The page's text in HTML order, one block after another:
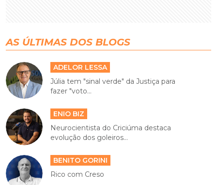
AS ÚLTIMAS DOS BLOGS
ADELOR LESSA
Júlia tem "sinal verde" da Justiça para
fazer "voto...
ENIO BIZ
Neurocientista do Criciúma destaca
evolução dos goleiros...
BENITO GORINI
Rico com Creso